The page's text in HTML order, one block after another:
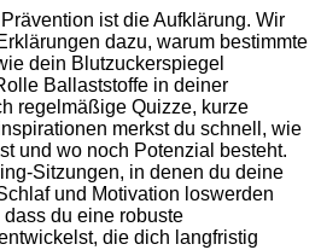
ist die Aufklärung. Wir
dazu, warum bestimmte
dein Blutzuckerspiegel
Ballaststoffe in deiner
regelmäßige Quizze, kurze
merkst du schnell, wie
und wo noch Potenzial besteht.
Sitzungen, in denen du deine
und Motivation loswerden
du eine robuste
die dich langfristig